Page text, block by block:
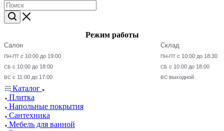
Режим работы
Салон
ПН-ПТ с 10:00 до 19:00
СБ с 10:00 до 18:00
ВС с 11:00 до 17:00
Склад
ПН-ПТ с 10:00 до 18:30
СБ с 10:00 до 18:00
ВС выходной
Каталог
Плитка
Напольные покрытия
Сантехника
Мебель для ванной